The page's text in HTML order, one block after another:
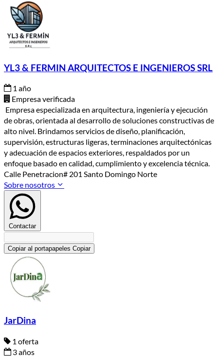
YL3 & FERMIN ARQUITECTOS E INGENIEROS SRL
1 año
Empresa verificada
Empresa especializada en arquitectura, ingeniería y ejecución
de obras, orientada al desarrollo de soluciones constructivas de
alto nivel. Brindamos servicios de diseño, planificación,
supervisión, estructuras ligeras, terminaciones arquitectónicas
y adecuación de espacios exteriores, respaldados por un
enfoque basado en calidad, cumplimiento y excelencia técnica.
Calle Penetracion# 201 Santo Domingo Norte
Sobre nosotros
Contactar
Copiar al portapapeles Copiar
JarDina
1 oferta
3 años